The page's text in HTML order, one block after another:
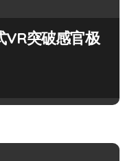
VR突破感官极